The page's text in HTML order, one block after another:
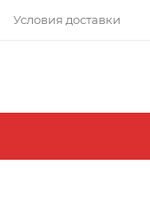
Условия доставки